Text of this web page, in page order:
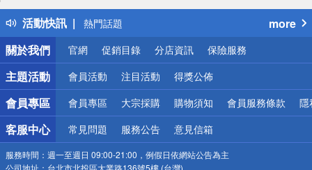
活動快訊
得獎公告
熱門話題
銀行優惠
偏遠地區配送
詐騙網頁！請小心！
more
關於我們
官網 促銷目錄 分店資訊 保險服務
主題活動 會員活動 注目活動 得獎公佈
會員專區 會員專區 大宗採購 購物須知 會員服務條款 隱
客服中心 常見問題 服務公告 意見信箱
服務時間： 週一至週日 09:00-21:00，例假日依網站公告為主